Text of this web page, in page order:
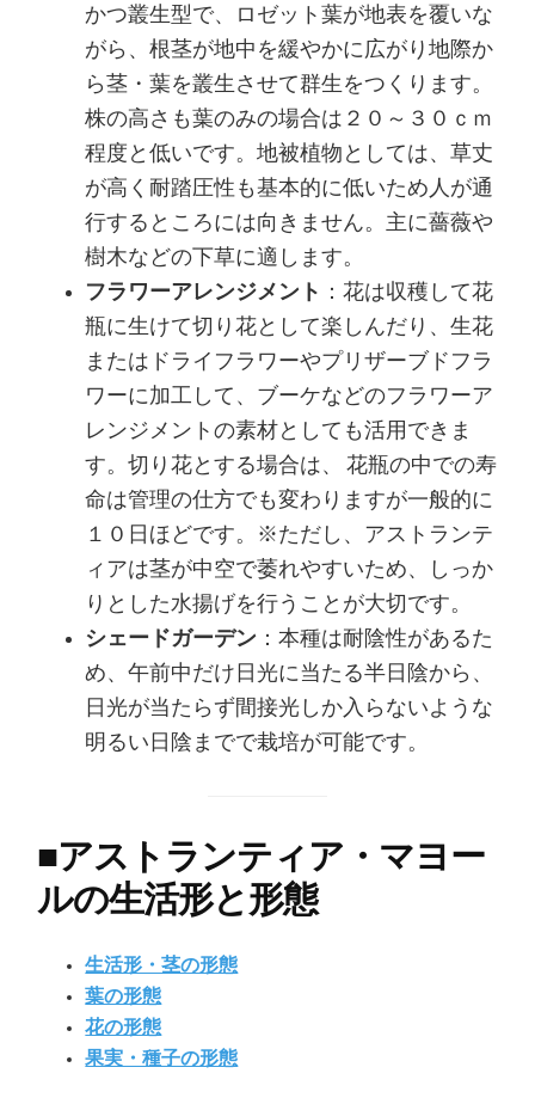
かつ叢生型で、ロゼット葉が地表を覆いな
がら、根茎が地中を緩やかに広がり地際か
ら茎・葉を叢生させて群生をつくります。
株の高さも葉のみの場合は２０～３０ｃｍ
程度と低いです。地被植物としては、草丈
が高く耐踏圧性も基本的に低いため人が通
行するところには向きません。主に薔薇や
樹木などの下草に適します。
フラワーアレンジメント
：花は収穫して花
瓶に生けて切り花として楽しんだり、生花
またはドライフラワーやプリザーブドフラ
ワーに加工して、ブーケなどのフラワーア
レンジメントの素材としても活用できま
す。切り花とする場合は、 花瓶の中での寿
命は管理の仕方でも変わりますが一般的に
１０日ほどです。※ただし、アストランテ
ィアは茎が中空で萎れやすいため、しっか
りとした水揚げを行うことが大切です。
シェードガーデン ：本種は耐陰性があるた
め、午前中だけ日光に当たる半日陰から、
日光が当たらず間接光しか入らないような
明るい日陰までで栽培が可能です。
■アストランティア・マヨー
ルの生活形と形態
生活形・茎の形態
葉の形態
花の形態
果実・種子の形態